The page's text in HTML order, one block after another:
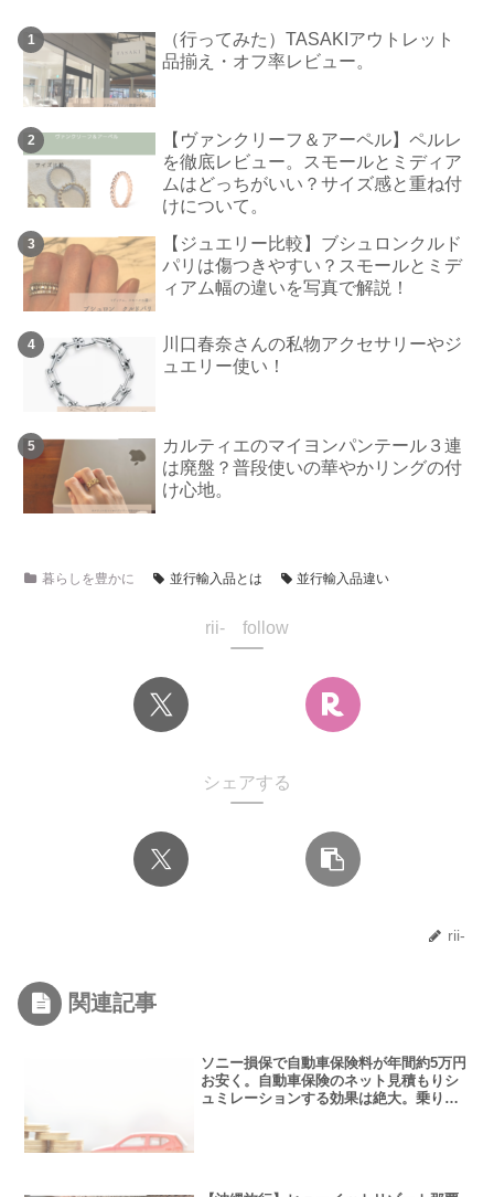
（行ってみた）TASAKIアウトレット
品揃え・オフ率レビュー。
【ヴァンクリーフ＆アーペル】ペルレ
を徹底レビュー。スモールとミディア
ムはどっちがいい？サイズ感と重ね付
けについて。
【ジュエリー比較】ブシュロンクルド
パリは傷つきやすい？スモールとミデ
ィアム幅の違いを写真で解説！
川口春奈さんの私物アクセサリーやジ
ュエリー使い！
カルティエのマイヨンパンテール３連
は廃盤？普段使いの華やかリングの付
け心地。
暮らしを豊かに 並行輸入品とは 並行輸入品違い
rii- follow
シェアする
rii-
関連記事
ソニー損保で自動車保険料が年間約5万円
お安く。自動車保険のネット見積もりシ
ュミレーションする効果は絶大。乗り換